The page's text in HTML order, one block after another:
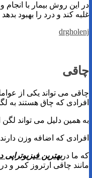
در این روش بیمار با انجام
غلبه کند و درد را بهبود بدهد
drgholenj
چاقی
چاقی می تواند یکی از
افرادی که چاق هستند به
به همین دلیل می تواند لگن
افرادی که اضافه وزن
که ما دربهترین
مانند چاقی ارتروز کمر و